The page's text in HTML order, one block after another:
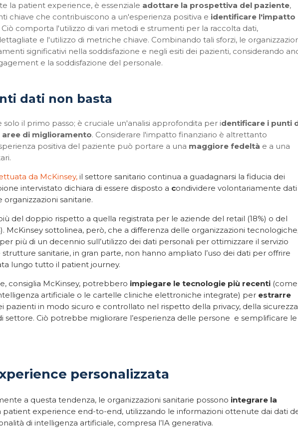
la patient experience, è essenziale adottare la prospettiva del paziente,
chiave che contribuiscono a un'esperienza positiva e identificare l'impatto
Ciò comporta l'utilizzo di vari metodi e strumenti per la raccolta dati,
e l'utilizzo di metriche chiave. Combinando tali sforzi, le
significativi nella soddisfazione e negli esiti dei pazienti, considerando
e la soddisfazione del personale.
dati non basta
solo il primo passo; è cruciale un'analisi approfondita per identificare i punti
di miglioramento. Considerare l'impatto finanziario è altrettanto
positiva del paziente può portare a una maggiore fedeltà e a una
da McKinsey, il settore sanitario continua a guadagnarsi la fiducia dei
intervistato dichiara di essere disposto a condividere volontariamente dati
sanitarie.
del doppio rispetto a quella registrata per le aziende del retail (18%) o del
McKinsey sottolinea, però, che a differenza delle organizzazioni
più di un decennio sull’utilizzo dei dati personali per ottimizzare il servizio
sanitarie, in gran parte, non hanno ampliato l’uso dei dati per offrire
lungo tutto il patient journey.
consiglia McKinsey, potrebbero impiegare le tecnologie più recenti
artificiale o le cartelle cliniche elettroniche integrate) per estrarre
pazienti in modo sicuro e controllato nel rispetto della privacy, della
settore. Ciò potrebbe migliorare l’esperienza delle persone e semplificare le
personalizzata
a questa tendenza, le organizzazioni sanitarie possono integrare la
patient experience end-to-end, utilizzando le informazioni ottenute dai dati
di intelligenza artificiale, compresa l’IA generativa.